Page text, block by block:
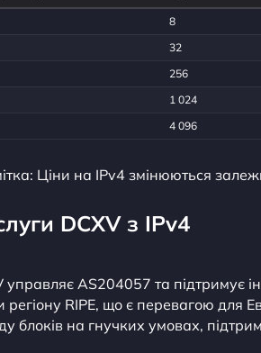
8
32
256
1 024
4 096
Ціни на IPv4 змінюються
DCXV з IPv4
управляє AS204057 та підтримує
регіону RIPE, що є перевагою для
блоків на гнучких умовах,